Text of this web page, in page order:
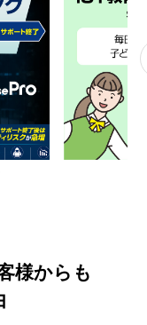
様からも